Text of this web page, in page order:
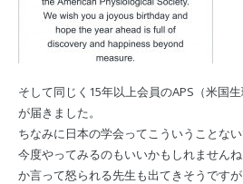
そして同じく15年以上会員のAPS（米国
が届きました。
ちなみに日本の学会ってこういうことな
今度やってみるのもいいかもしれません
か言って怒られる先生も出てきそうですが